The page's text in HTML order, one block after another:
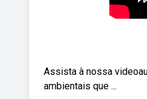
Assista à nossa
ambientais que ...